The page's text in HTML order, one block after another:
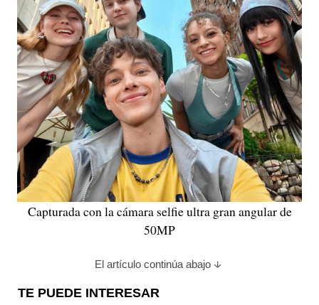
Capturada con la cámara selfie ultra gran angular de
50MP
El artículo continúa abajo
TE PUEDE INTERESAR